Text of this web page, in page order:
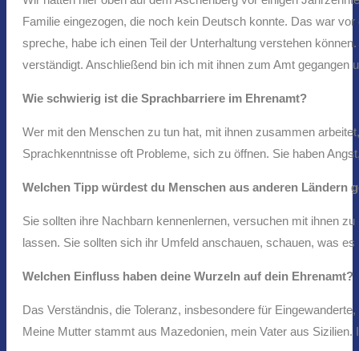
Familie eingezogen, die noch kein Deutsch konnte. Das war
spreche, habe ich einen Teil der Unterhaltung verstehen
verständigt. Anschließend bin ich mit ihnen zum Amt
Wie schwierig ist die Sprachbarriere im Ehrenamt?
Wer mit den Menschen zu tun hat, mit ihnen zusammen
Sprachkenntnisse oft Probleme, sich zu öffnen. Sie haben
Welchen Tipp würdest du Menschen aus anderen Ländern
Sie sollten ihre Nachbarn kennenlernen, versuchen mit ihnen
lassen. Sie sollten sich ihr Umfeld anschauen, schauen, was
Welchen Einfluss haben deine Wurzeln auf dein Ehrenamt?
Das Verständnis, die Toleranz, insbesondere für
Meine Mutter stammt aus Mazedonien, mein Vater aus